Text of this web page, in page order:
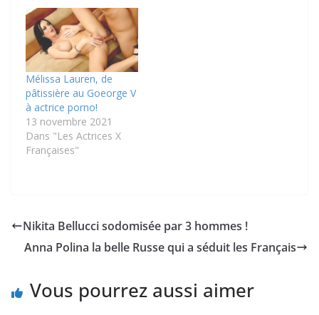
Mélissa Lauren, de
pâtissière au Goeorge V
à actrice porno!
13 novembre 2021
Dans "Les Actrices X
Françaises"
Nikita Bellucci sodomisée par 3 hommes !
Anna Polina la belle Russe qui a séduit les Français
Vous pourrez aussi aimer